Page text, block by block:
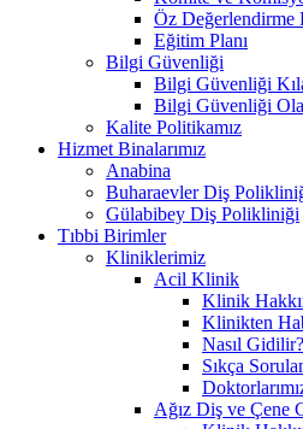
Öz Değerlendirme
Eğitim Planı
Bilgi Güvenliği
Bilgi Güvenliği
Bilgi Güvenliği
Kalite Politikamız
Hizmet Binalarımız
Anabina
Buharaevler Diş
Gülabibey Diş Polikliniği
Tıbbi Birimler
Kliniklerimiz
Acil Klinik
Klinik
Klinikten
Nasıl Gidilir?
Sıkça
Ağız Diş ve Çene